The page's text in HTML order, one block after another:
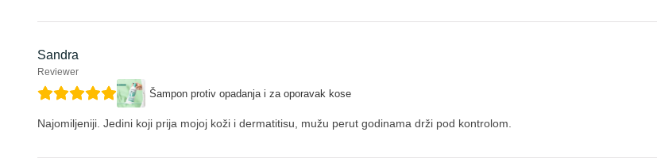
Sandra
Reviewer
Šampon protiv opadanja i za oporavak kose
Najomiljeniji. Jedini koji prija mojoj koži i dermatitisu, mužu perut godinama drži pod kontrolom.